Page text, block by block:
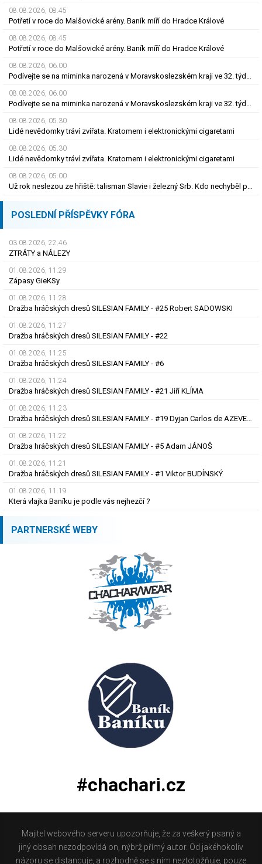
08.08.2026, 08.45
Potřetí v roce do Malšovické arény. Baník míří do Hradce Králové
08.08.2026, 08.45
Potřetí v roce do Malšovické arény. Baník míří do Hradce Králové
08.08.2026, 06.00
Podívejte se na miminka narozená v Moravskoslezském kraji ve 32. týdnu roku 2026
08.08.2026, 06.00
Podívejte se na miminka narozená v Moravskoslezském kraji ve 32. týdnu roku 2026
08.08.2026, 05.30
Lidé nevědomky tráví zvířata. Kratomem i elektronickými cigaretami
08.08.2026, 05.30
Lidé nevědomky tráví zvířata. Kratomem i elektronickými cigaretami
08.08.2026, 05.00
Už rok neslezou ze hřiště: talisman Slavie i železný Srb. Kdo nechyběl pět let?
POSLEDNÍ PŘÍSPĚVKY FÓRA
03.08.2026, 22.46
ZTRÁTY a NÁLEZY
01.08.2026, 11.29
Zápasy GieKSy
01.08.2026, 11.28
Dražba hráčských dresů SILESIAN FAMILY - #25 Robert SADOWSKI
01.08.2026, 11.27
Dražba hráčských dresů SILESIAN FAMILY - #22
01.08.2026, 11.25
Dražba hráčských dresů SILESIAN FAMILY - #6
01.08.2026, 11.24
Dražba hráčských dresů SILESIAN FAMILY - #21 Jiří KLÍMA
01.08.2026, 11.23
Dražba hráčských dresů SILESIAN FAMILY - #19 Dyjan Carlos de AZEVEDO
01.08.2026, 11.22
Dražba hráčských dresů SILESIAN FAMILY - #5 Adam JÁNOŠ
01.08.2026, 11.21
Dražba hráčských dresů SILESIAN FAMILY - #1 Viktor BUDÍNSKÝ
01.08.2026, 11.19
Která vlajka Baníku je podle vás nejhezčí ?
PARTNERSKÉ WEBY
#chachari.cz
Majitel webového serveru upozorňuje, že za veškerý psaný a
jiný obsah nezodpovídá on, nýbrž přímý autor. Od jakéhokoliv
názoru se distancuje, a rozhodně se s ním neztotožňuje, pouze